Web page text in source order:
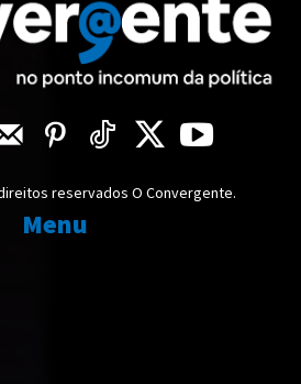
reservados O Convergente.
Menu